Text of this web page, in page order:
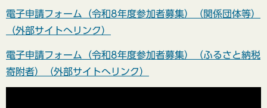
電子申請フォーム（令和8年度参加者募集）（関係団体等）
（外部サイトへリンク）
電子申請フォーム（令和8年度参加者募集）（ふるさと納税
寄附者）（外部サイトへリンク）